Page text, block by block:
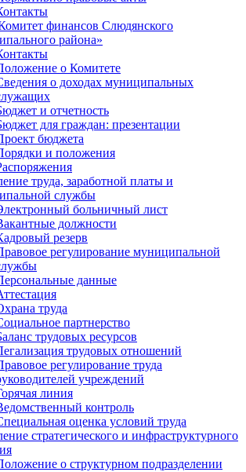
финансов Слюдянского
района»
о Комитете
о доходах муниципальных
и отчетность
для граждан: презентации
бюджета
и положения
труда, заработной платы и
службы
больничный лист
должности
резерв
регулирование муниципальной
данные
труда
партнерство
трудовых ресурсов
трудовых отношений
регулирование труда
учреждений
линия
контроль
оценка условий труда
стратегического и инфраструктурного
о структурном подразделении